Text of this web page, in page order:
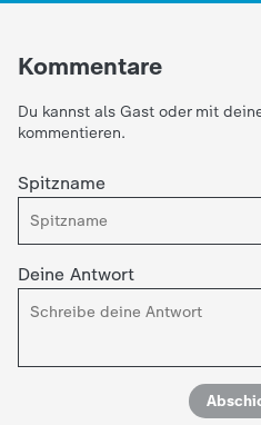
logo!:
Wie oft checkt ihr euer
Handy?
Video1:15
Kommentare
Du kannst als Gast oder mit
kommentieren.
Spitzname
Deine Antwort